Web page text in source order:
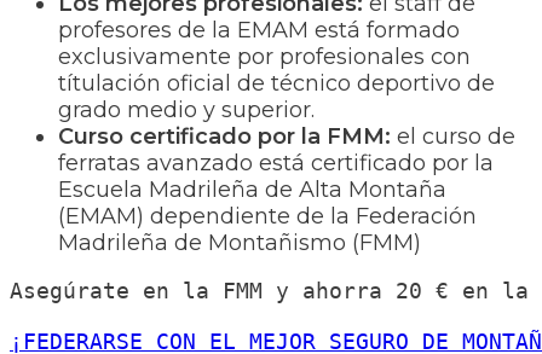
profesores de la EMAM está formado
exclusivamente por profesionales con
títulación oficial de técnico deportivo de
grado medio y superior.
Curso certificado por la FMM: el curso de
ferratas avanzado está certificado por la
Escuela Madrileña de Alta Montaña
(EMAM) dependiente de la Federación
Madrileña de Montañismo (FMM)
Asegúrate en la FMM y ahorra 20 € en
¡FEDERARSE CON EL MEJOR SEGURO DE